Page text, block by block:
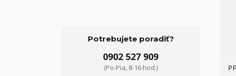
Potrebujete poradiť?
0902 527 909
(Po-Pia, 8-16 hod.)